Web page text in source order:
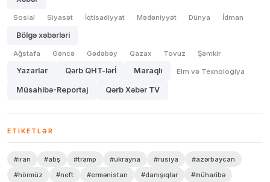
Sosial Siyasət İqtisadiyyat Mədəniyyət Dünya İdman
Bölgə xəbərləri
Ağstafa Gəncə Gədəbəy Qazax Tovuz Şəmkir
Yazarlar Qərb QHT-lərİ Maraqlı Elm və Texnologiya
Müsahibə-Reportaj Qərb Xəbər TV
ETIKETLƏR
#iran #abş #tramp #ukrayna #rusiya
#azərbaycan
#hörmüz
#neft #ermənistan #danışıqlar #müharibə